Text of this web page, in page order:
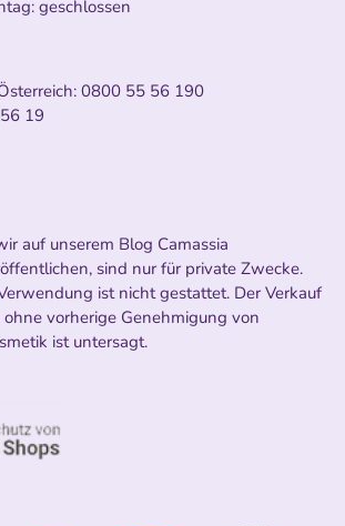
geschlossen
0800 55 56 190
19
auf unserem Blog Camassia
sind nur für private Zwecke.
ist nicht gestattet. Der Verkauf
vorherige Genehmigung von
ist untersagt.